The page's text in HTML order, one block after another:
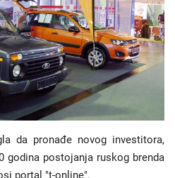
da pronađe novog investitora,
godina postojanja ruskog brenda